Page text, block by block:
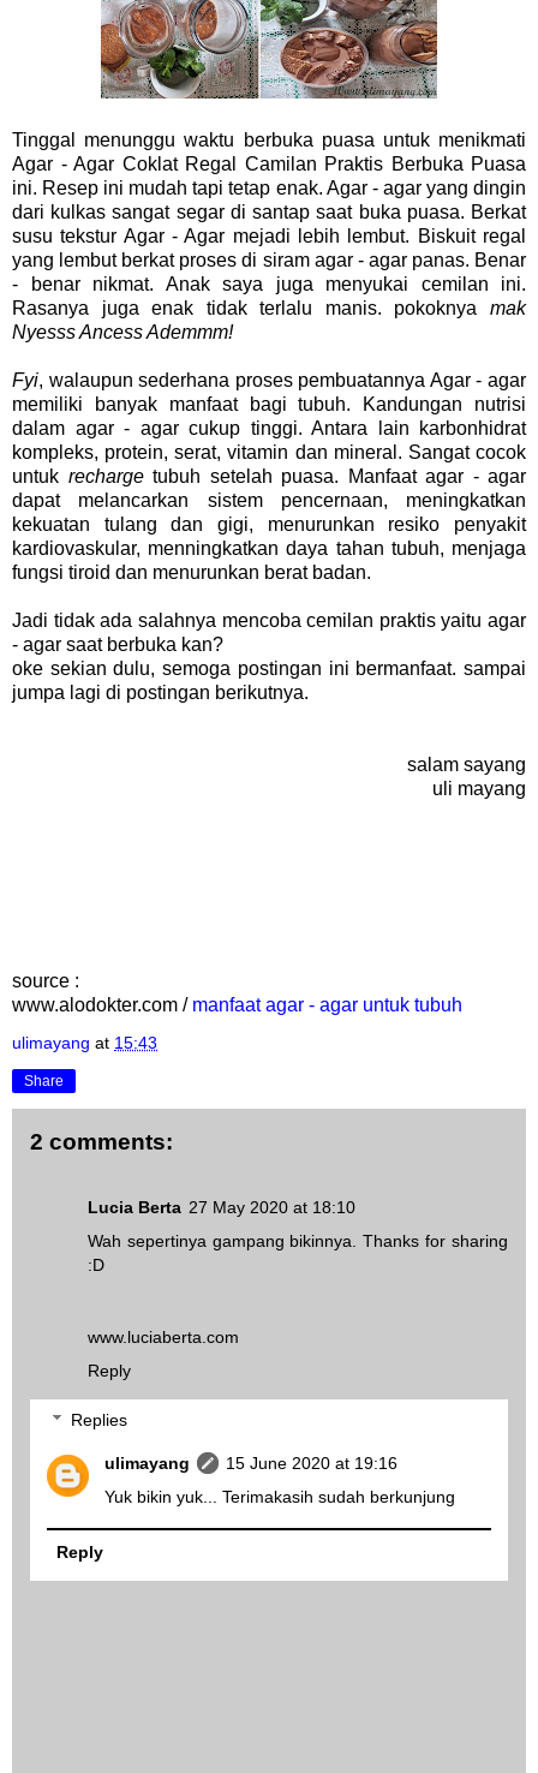
Tinggal menunggu waktu berbuka puasa untuk menikmati
Agar - Agar Coklat Regal Camilan Praktis Berbuka Puasa
ini. Resep ini mudah tapi tetap enak. Agar - agar yang dingin
dari kulkas sangat segar di santap saat buka puasa. Berkat
susu tekstur Agar - Agar mejadi lebih lembut. Biskuit regal
yang lembut berkat proses di siram agar - agar panas. Benar
- benar nikmat. Anak saya juga menyukai cemilan ini.
Rasanya juga enak tidak terlalu manis. pokoknya mak
Nyesss Ancess Ademmm!
Fyi, walaupun sederhana proses pembuatannya Agar - agar
memiliki banyak manfaat bagi tubuh. Kandungan nutrisi
dalam agar - agar cukup tinggi. Antara lain karbonhidrat
kompleks, protein, serat, vitamin dan mineral. Sangat cocok
untuk rechargetubuh setelah puasa. Manfaat agar - agar
dapat melancarkan sistem pencernaan, meningkatkan
kekuatan tulang dan gigi, menurunkan resiko penyakit
kardiovaskular, menningkatkan daya tahan tubuh, menjaga
fungsi tiroid dan menurunkan berat badan.
Jadi tidak ada salahnya mencoba cemilan praktis yaitu agar
- agar saat berbuka kan?
oke sekian dulu, semoga postingan ini bermanfaat. sampai
jumpa lagi di postingan berikutnya.
salam sayang
uli mayang
source :
www.alodokter.com / manfaat agar - agar untuk tubuh
ulimayang at 15:43
Share
2 comments:
Lucia Berta 27 May 2020 at 18:10
Wah sepertinya gampang bikinnya. Thanks for sharing
:D
www.luciaberta.com
Reply
Replies
ulimayang
15 June 2020 at 19:16
Yuk bikin yuk... Terimakasih sudah berkunjung
Reply